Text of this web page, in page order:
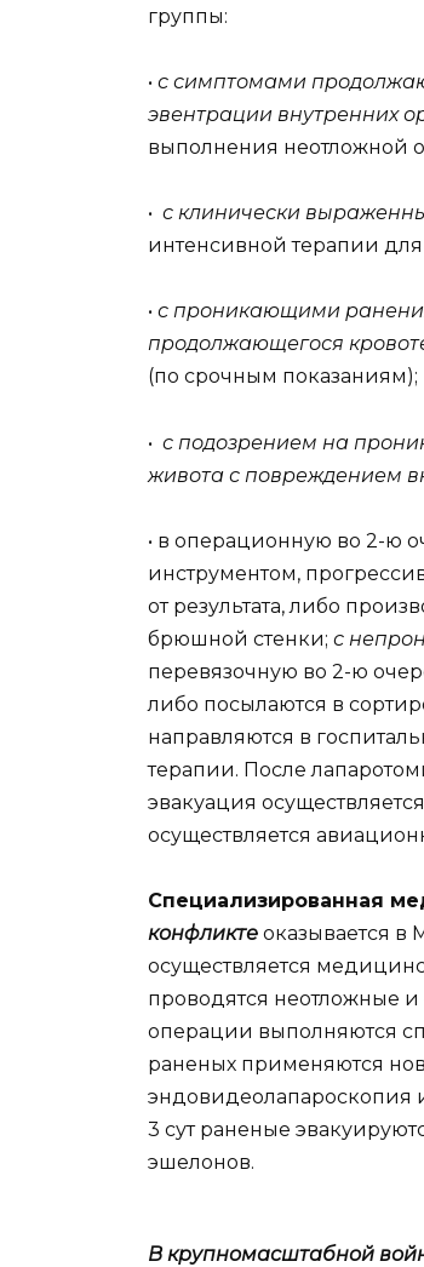
группы:
• с симптомами
эвентрации внутренних
выполнения неотложной
• с клинически
интенсивной терапии
• с проникающими
продолжающегося
(по срочным показаниям);
• с подозрением на
живота с повреждением
• в операционную во 2-ю
инструментом,
от результата, либо
брюшной стенки; с
перевязочную во 2-ю
либо посылаются в
направляются в
терапии. После
эвакуация
осуществляется
Специализированная
конфликте оказывается в
осуществляется
проводятся неотложные
операции выполняются
раненых применяются
эндовидеолапароскопия
3 сут раненые
эшелонов.
В крупномасштабной